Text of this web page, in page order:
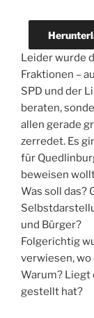
Leider wurde
Fraktionen –
SPD und der
beraten,
allen gerade
zerredet. Es
für
beweisen
Was soll das?
und Bürger?
Folgerichtig
verwiesen,
Warum? Liegt
gestellt hat?